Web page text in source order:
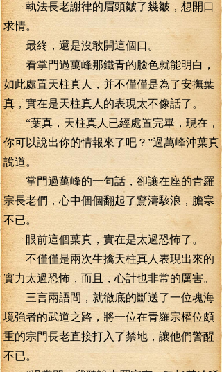
執法長老謝律的眉頭皺了幾皺，想開口
求情。
最終，還是沒敢開這個口。
看掌門過萬峰那鐵青的臉色就能明白，
如此處置天柱真人，并不僅僅是為了安撫葉
真，實在是天柱真人的表現太不像話了。
“葉真，天柱真人已經處置完畢，現在，
你可以說出你的情報來了吧？”過萬峰沖葉真
說道。
掌門過萬峰的一句話，卻讓在座的青羅
宗長老們，心中個個翻起了驚濤駭浪，膽寒
不已。
眼前這個葉真，實在是太過恐怖了。
不僅僅是兩次生擒天柱真人表現出來的
實力太過恐怖，而且，心計也非常的厲害。
三言兩語間，就徹底的斷送了一位魂海
境強者的武道之路，將一位在青羅宗權位頗
重的宗門長老直接打入了禁地，讓他們警醒
不已。